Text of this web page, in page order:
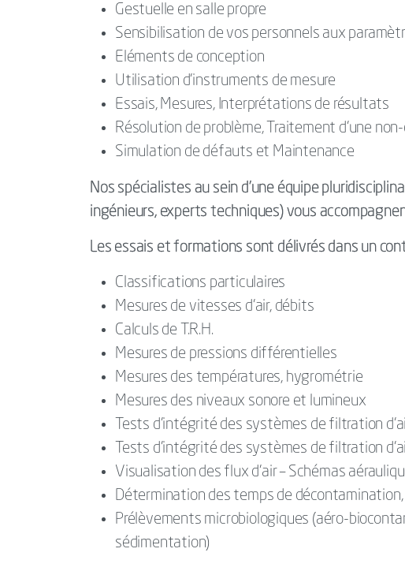
Gestuelle en salle propre
Sensibilisation de vos personnels aux
Eléments de conception
Utilisation d’instruments de mesure
Essais, Mesures, Interprétations de résultats
Résolution de problème, Traitement d’une
Simulation de défauts et Maintenance
Nos spécialistes au sein d'une équipe
ingénieurs, experts techniques) vous
Les essais et formations sont délivrés dans un
Classifications particulaires
Mesures de vitesses d’air, débits
Calculs de T.R.H.
Mesures de pressions différentielles
Mesures des températures, hygrométrie
Mesures des niveaux sonore et lumineux
Tests d’intégrité des systèmes de filtration
Tests d’intégrité des systèmes de filtration
Visualisation des flux d’air – Schémas
Détermination des temps de décontamination,
Prélèvements microbiologiques (aéro-
sédimentation)